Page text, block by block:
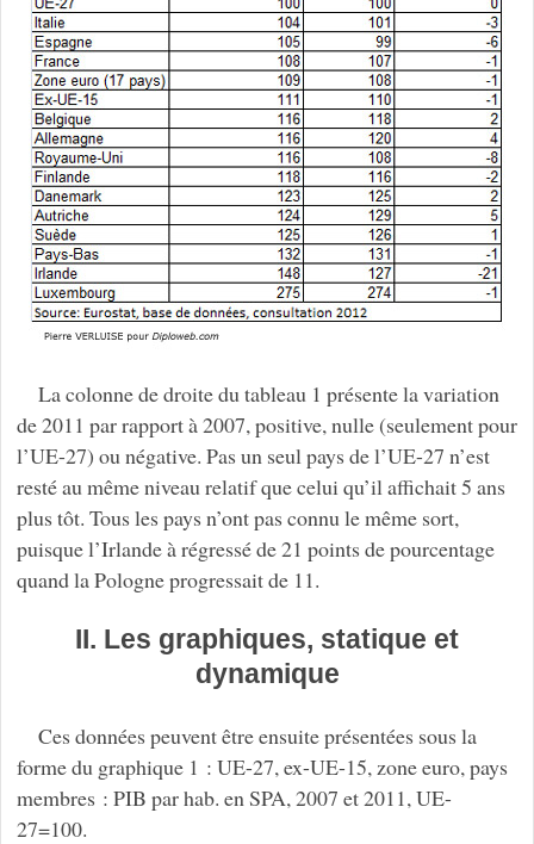
La colonne de droite du tableau 1 présente la variation
de 2011 par rapport à 2007, positive, nulle (seulement pour
l’UE-27) ou négative. Pas un seul pays de l’UE-27 n’est
resté au même niveau relatif que celui qu’il affichait 5 ans
plus tôt. Tous les pays n’ont pas connu le même sort,
puisque l’Irlande à régressé de 21 points de pourcentage
quand la Pologne progressait de 11.
II. Les graphiques, statique et
dynamique
Ces données peuvent être ensuite présentées sous la
forme du graphique 1 : UE-27, ex-UE-15, zone euro, pays
membres : PIB par hab. en SPA, 2007 et 2011, UE-
27=100.